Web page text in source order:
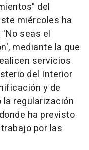
del
miércoles ha
seas el
mediante la que
servicios
del Interior
y de
regularización
ha previsto
por las